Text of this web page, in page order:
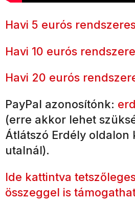
Havi 5 eurós
Havi 10 eurós
Havi 20 eurós
PayPal azonosítónk:
(erre akkor lehet
Átlátszó Erdély oldalon
utalnál).
Ide kattintva
összeggel is